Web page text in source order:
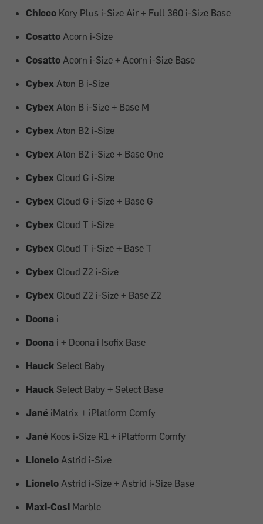
Chicco Kory Plus i-Size Air + Full 360 i-Size Base
Cosatto Acorn i-Size
Cosatto Acorn i-Size + Acorn i-Size Base
Cybex Aton B i-Size
Cybex Aton B i-Size + Base M
Cybex Aton B2 i-Size
Cybex Aton B2 i-Size + Base One
Cybex Cloud G i-Size
Cybex Cloud G i-Size + Base G
Cybex Cloud T i-Size
Cybex Cloud T i-Size + Base T
Cybex Cloud Z2 i-Size
Cybex Cloud Z2 i-Size + Base Z2
Doona i
Doona i + Doona i Isofix Base
Hauck Select Baby
Hauck Select Baby + Select Base
Jané iMatrix + iPlatform Comfy
Jané Koos i-Size R1 + iPlatform Comfy
Lionelo Astrid i-Size
Lionelo Astrid i-Size + Astrid i-Size Base
Maxi-Cosi Marble